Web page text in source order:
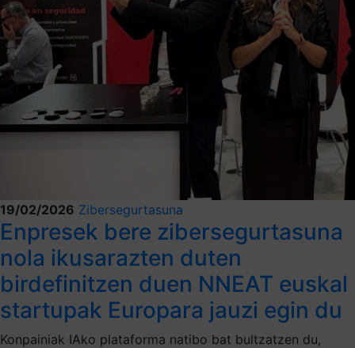
19/02/2026 Zibersegurtasuna
Enpresek bere zibersegurtasuna
nola ikusarazten duten
birdefinitzen duen NNEAT euskal
startupak Europara jauzi egin du
Konpainiak IAko plataforma natibo bat bultzatzen du,